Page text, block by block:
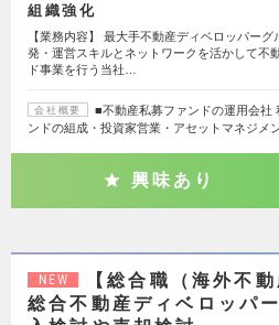
組織強化
【業務内容】 最大手不動産ディベロッパーグ
発・運営スキルとネットワークを活かして不
ド事業を行う当社…
会社概要
■不動産私募ファンドの運用会社
ンドの組成・投資家営業・アセットマネジメ
興味あり
NEW
【総合職（海外不
総合不動産ディベロッパ